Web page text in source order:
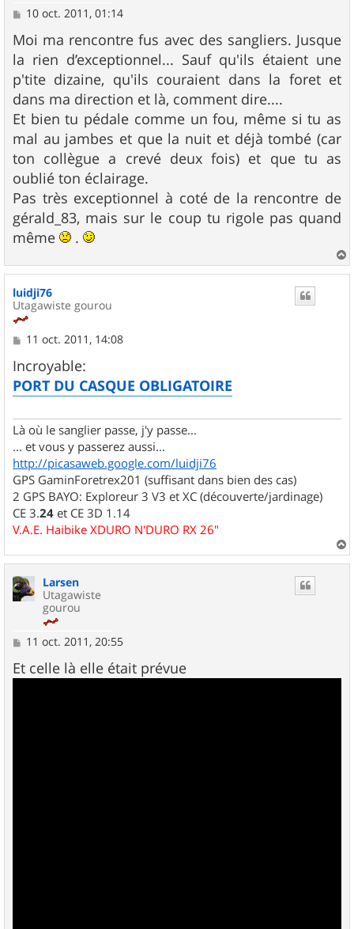
M
s
s
a
g
e
10 oct. 2011, 01:14
Moi ma rencontre fus avec des sangliers. Jusque
la rien d’exceptionnel... Sauf qu'ils étaient une
p'tite dizaine, qu'ils couraient dans la foret et
dans ma direction et là, comment dire....
Et bien tu pédale comme un fou, même si tu as
mal au jambes et que la nuit et déjà tombé (car
ton collègue a crevé deux fois) et que tu as
oublié ton éclairage.
Pas très exceptionnel à coté de la rencontre de
gérald_83, mais sur le coup tu rigole pas quand
même
.
a
luidji76
Utagawiste gourou
M
s
s
a
g
11 oct. 2011, 14:08
Incroyable:
PORT DU CASQUE OBLIGATOIRE
Là où le sanglier passe, j'y passe...
... et vous y passerez aussi...
http://picasaweb.google.com/luidji76
GPS GaminForetrex201 (suffisant dans bien des cas)
2 GPS BAYO: Exploreur 3 V3 et XC (découverte/jardinage)
CE 3.24 et CE 3D 1.14
V.A.E. Haibike XDURO N'DURO RX 26"
a
Larsen
Utagawiste
gourou
M
s
s
11 oct. 2011, 20:55
Et celle là elle était prévue